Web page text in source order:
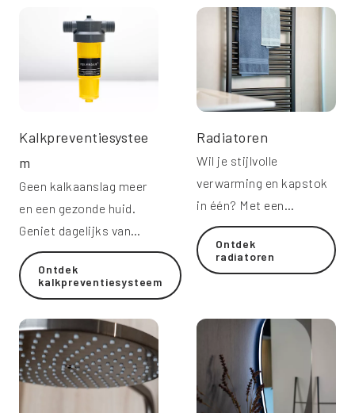
Kalkpreventiesystee
m
Geen kalkaanslag meer
en een gezonde huid.
Geniet dagelijks van
zijdezacht water.
Ontdek
kalkpreventiesysteem
Radiatoren
Wil je stijlvolle
verwarming en kapstok
in één? Met een
Molenaar radiator is het
altijd aangenaam warm.
Ontdek
radiatoren